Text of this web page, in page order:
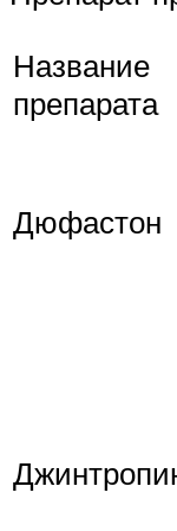
Название
препарата
Дюфастон